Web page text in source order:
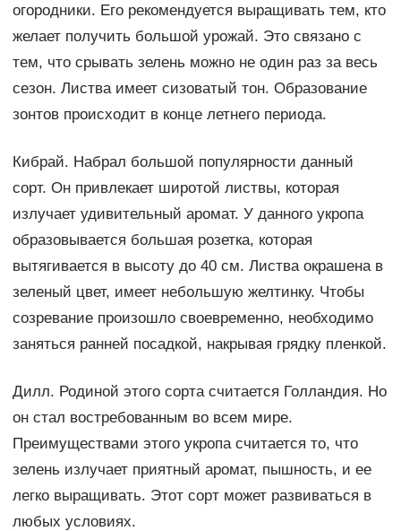
огородники. Его рекомендуется выращивать тем, кто
желает получить большой урожай. Это связано с
тем, что срывать зелень можно не один раз за весь
сезон. Листва имеет сизоватый тон. Образование
зонтов происходит в конце летнего периода.
Кибрай. Набрал большой популярности данный
сорт. Он привлекает широтой листвы, которая
излучает удивительный аромат. У данного укропа
образовывается большая розетка, которая
вытягивается в высоту до 40 см. Листва окрашена в
зеленый цвет, имеет небольшую желтинку. Чтобы
созревание произошло своевременно, необходимо
заняться ранней посадкой, накрывая грядку пленкой.
Дилл. Родиной этого сорта считается Голландия. Но
он стал востребованным во всем мире.
Преимуществами этого укропа считается то, что
зелень излучает приятный аромат, пышность, и ее
легко выращивать. Этот сорт может развиваться в
любых условиях.